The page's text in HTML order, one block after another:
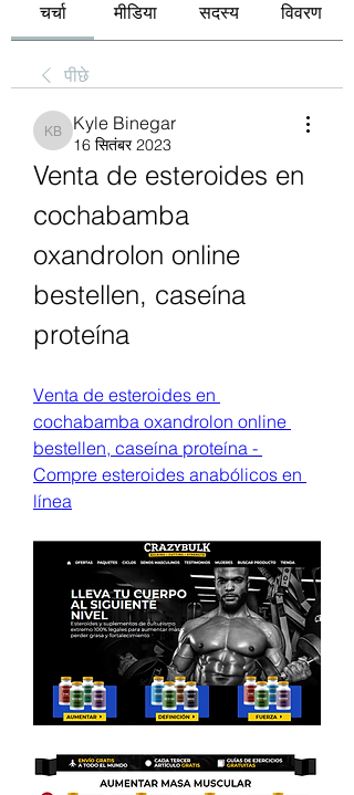
चर्चा मीडिया सदस्य विवरण
पीछे
Kyle Binegar
Kyle Binegar
16 सितंबर 2023
Venta de esteroides en
cochabamba
oxandrolon online
bestellen, caseína
proteína
Venta de esteroides en
cochabamba oxandrolon online
bestellen, caseína proteína -
Compre esteroides anabólicos en
línea